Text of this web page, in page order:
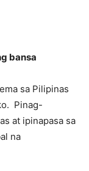
bansa
sa Pilipinas
Pinag-
at ipinapasa sa
na